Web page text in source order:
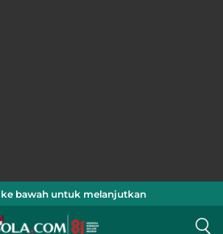
ke bawah untuk melanjutkan